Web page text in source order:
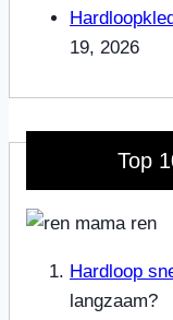
19, 2026
Top
Hardloop
langzaam?